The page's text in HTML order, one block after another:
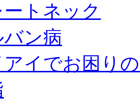
トネック
バン病
アイでお困り